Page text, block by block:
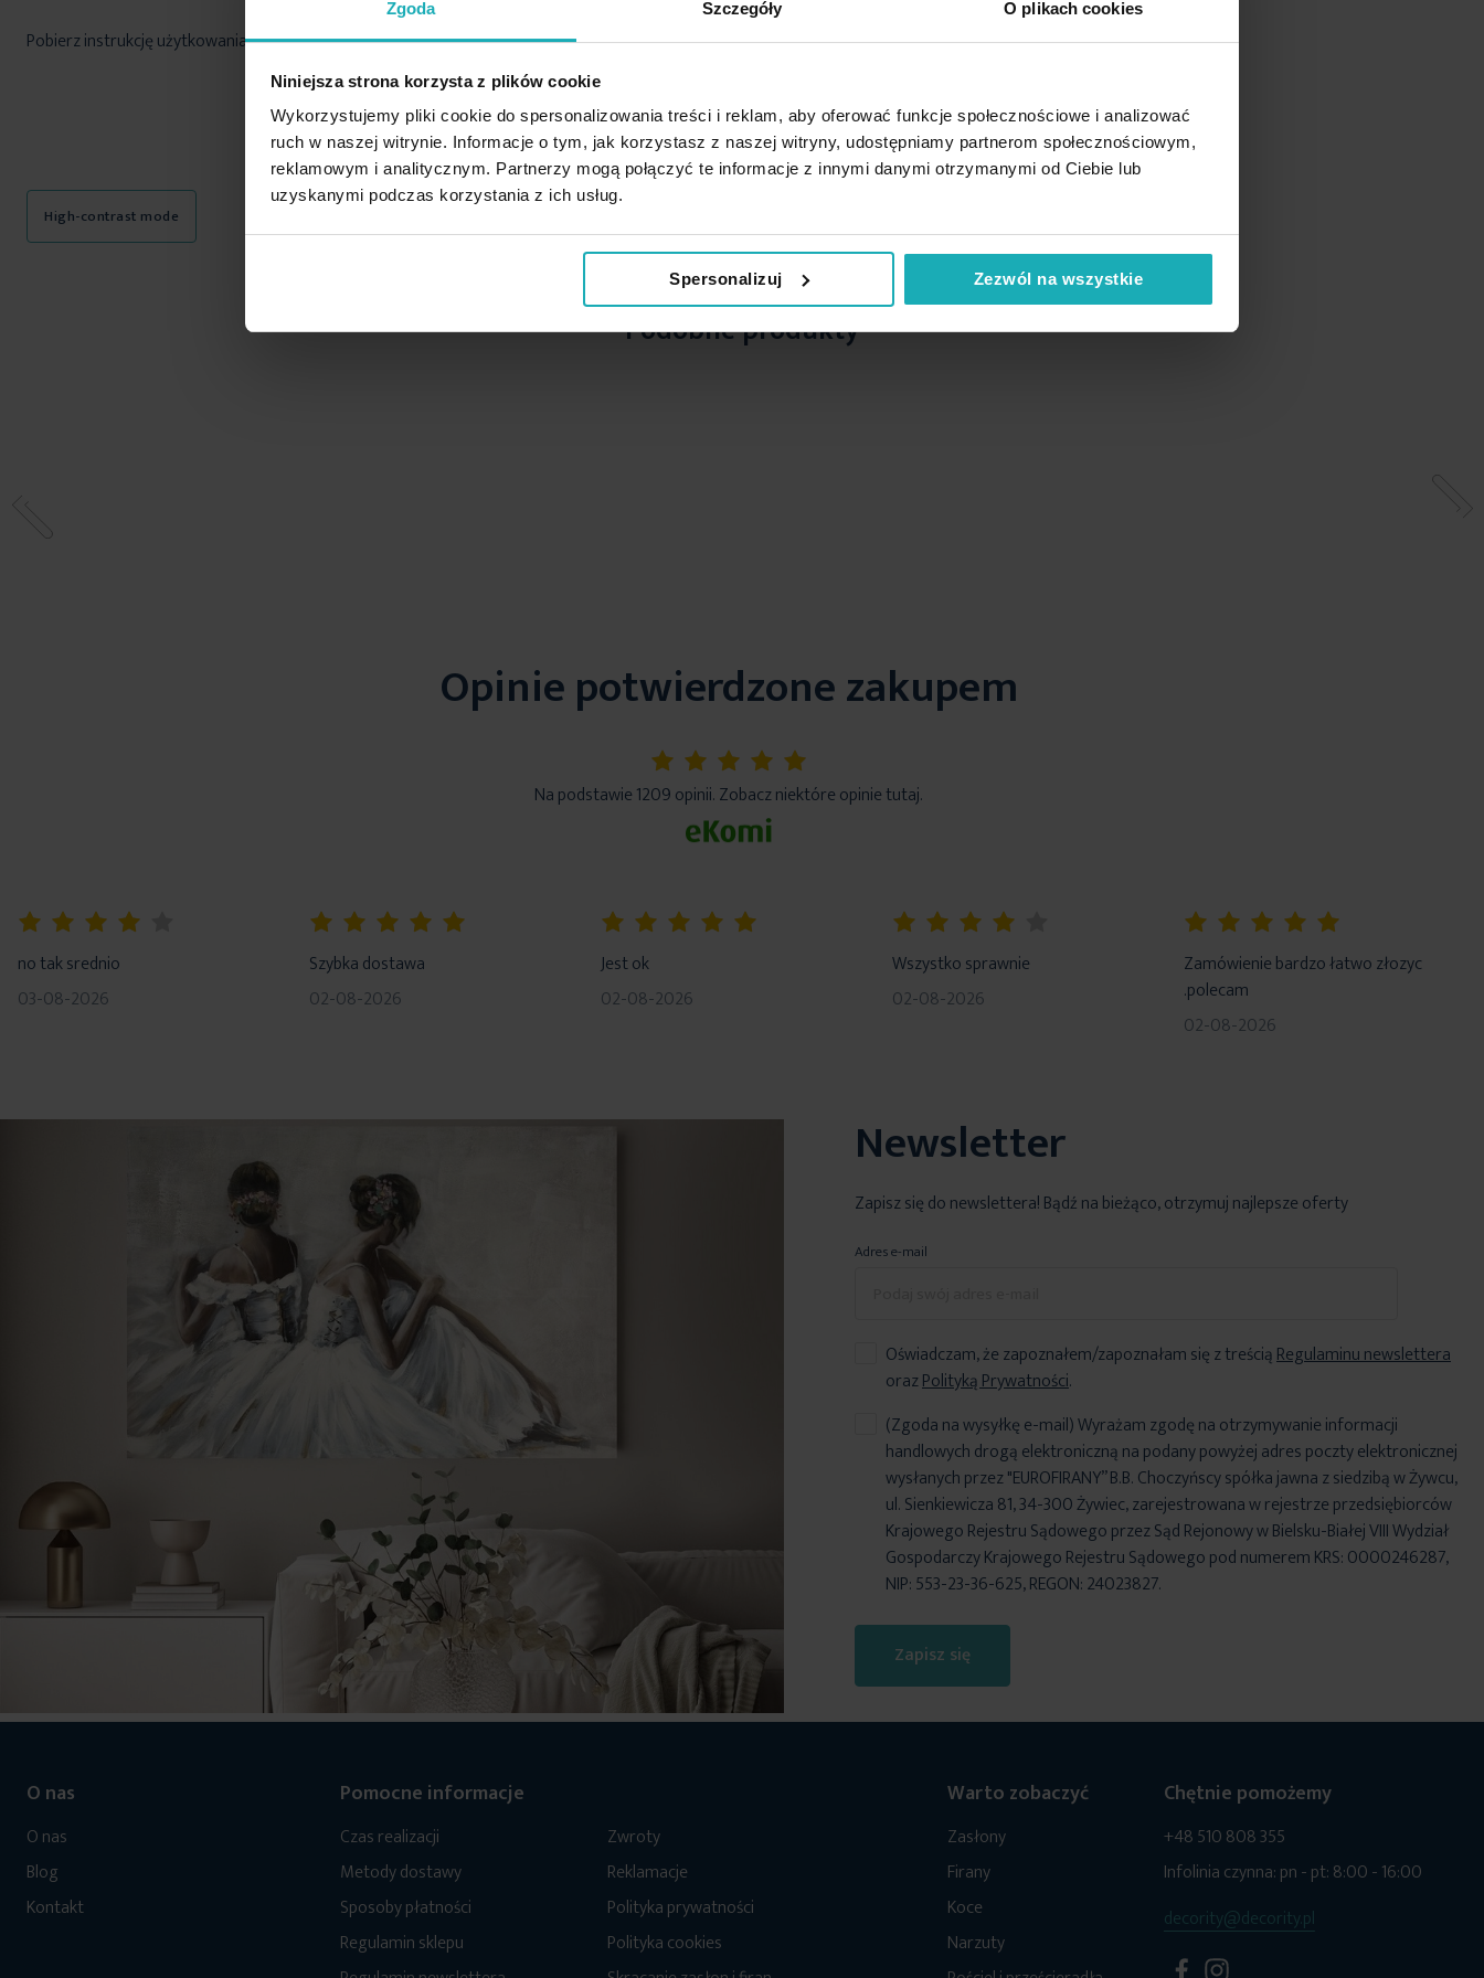
Zgoda Szczegóły O plikach cookies
Niniejsza strona korzysta z plików cookie
Wykorzystujemy pliki cookie do spersonalizowania treści i reklam, aby oferować funkcje społecznościowe i analizować
ruch w naszej witrynie. Informacje o tym, jak korzystasz z naszej witryny, udostępniamy partnerom społecznościowym,
reklamowym i analitycznym. Partnerzy mogą połączyć te informacje z innymi danymi otrzymanymi od Ciebie lub
uzyskanymi podczas korzystania z ich usług.
Spersonalizuj Zezwól na wszystkie
Pobierz instrukcję użytkowania i bezpieczeństwa produktu
High-contrast mode
Podobne produkty
Opinie potwierdzone zakupem
5%
Na podstawie 1209 opinii. Zobacz niektóre opinie tutaj.
no tak srednio
03-08-2026
Szybka dostawa
02-08-2026
Jest ok
02-08-2026
Wszystko sprawnie
02-08-2026
Zamówienie bardzo łatwo złozyc
.polecam
02-08-2026
Newsletter
Zapisz się do newslettera! Bądź na bieżąco, otrzymuj najlepsze oferty
Adres e-mail
Oświadczam, że zapoznałem/zapoznałam się z treściąRegulaminu newslettera
orazPolityką Prywatności.
Zapisz się
(Zgoda na wysyłkę e-mail) Wyrażam zgodę na otrzymywanie informacji
handlowych drogą elektroniczną na podany powyżej adres poczty elektronicznej
wysłanych przez "EUROFIRANY” B.B. Choczyńscy spółka jawna z siedzibą w Żywcu,
ul. Sienkiewicza 81, 34-300 Żywiec, zarejestrowana w rejestrze przedsiębiorców
Krajowego Rejestru Sądowego przez Sąd Rejonowy w Bielsku-Białej VIII Wydział
Gospodarczy Krajowego Rejestru Sądowego pod numerem KRS: 0000246287,
NIP: 553-23-36-625, REGON: 24023827.
O nas
O nas
Blog
Kontakt
Pomocne informacje
Czas realizacji
Metody dostawy
Sposoby płatności
Regulamin sklepu
Zwroty
Reklamacje
Polityka prywatności
Polityka cookies
Warto zobaczyć
Zasłony
Firany
Koce
Narzuty
Chętnie pomożemy
+48 510 808 355
Infolinia czynna: pn - pt: 8:00 - 16:00
decority@decority.pl